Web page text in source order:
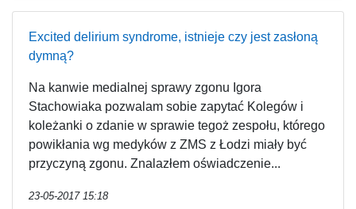
Excited delirium syndrome, istnieje czy jest zasłoną
dymną?
Na kanwie medialnej sprawy zgonu Igora
Stachowiaka pozwalam sobie zapytać Kolegów i
koleżanki o zdanie w sprawie tegoż zespołu, którego
powikłania wg medyków z ZMS z Łodzi miały być
przyczyną zgonu. Znalazłem oświadczenie...
23-05-2017 15:18